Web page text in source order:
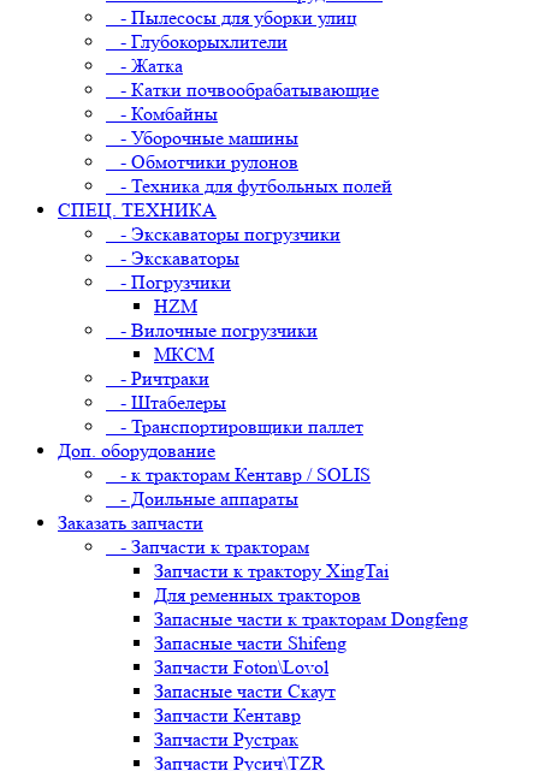
- Пылесосы для уборки улиц
- Глубокорыхлители
- Жатка
- Катки почвообрабатывающие
- Комбайны
- Уборочные машины
- Обмотчики рулонов
- Техника для футбольных полей
СПЕЦ. ТЕХНИКА
- Экскаваторы погрузчики
- Экскаваторы
- Погрузчики
HZM
- Вилочные погрузчики
МКСМ
- Ричтраки
- Штабелеры
- Транспортировщики паллет
Доп. оборудование
- к тракторам Кентавр / SOLIS
- Доильные аппараты
Заказать запчасти
- Запчасти к тракторам
Запчасти к трактору XingTai
Для ременных тракторов
Запасные части к тракторам Dongfeng
Запасные части Shifeng
Запчасти Foton\Lovol
Запасные части Скаут
Запчасти Кентавр
Запчасти Рустрак
Запчасти Русич\TZR